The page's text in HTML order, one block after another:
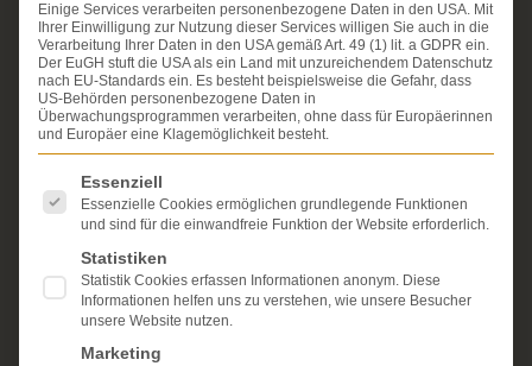
Seit über 25 Jahren vertreten wir als Fachanwälte
ausschließlich Geschädigte bei schweren
Personenschäden. Wir verfügen über ausgewiesene
Erfahrung im Arzthaftungsrecht, bei Unfallfolgen und
bei der Durchsetzung von Schmerzensgeld- und
Schadensersatzansprüchen.
im Mittelpunkt.
Mehr erfahren:
Unsere Kanzlei
Schmerzensgeld
Einige Services verarbeiten personenbezogene Daten in den USA. Mit
Ihrer Einwilligung zur Nutzung dieser Services willigen Sie auch in die
Verarbeitung Ihrer Daten in den USA gemäß Art. 49 (1) lit. a GDPR ein.
Der EuGH stuft die USA als ein Land mit unzureichendem Datenschutz
nach EU-Standards ein. Es besteht beispielsweise die Gefahr, dass
US-Behörden personenbezogene Daten in
Überwachungsprogrammen verarbeiten, ohne dass für Europäerinnen
und Europäer eine Klagemöglichkeit besteht.
Es folgt eine Liste der Service-Gruppen, für die eine
Essenziell
Essenzielle Cookies ermöglichen grundlegende Funktionen
und sind für die einwandfreie Funktion der Website erforderlich.
Statistiken
Statistik Cookies erfassen Informationen anonym. Diese
Informationen helfen uns zu verstehen, wie unsere Besucher
unsere Website nutzen.
Marketing